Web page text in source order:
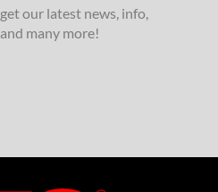
our latest news, info,
many more!